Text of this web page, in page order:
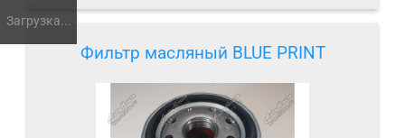
Загрузка...
Фильтр масляный BLUE PRINT